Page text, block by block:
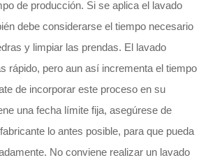
de producción. Si se aplica el lavado
debe considerarse el tiempo necesario
y limpiar las prendas. El lavado
rápido, pero aun así incrementa el tiempo
de incorporar este proceso en su
una fecha límite fija, asegúrese de
lo antes posible, para que pueda
No conviene realizar un lavado